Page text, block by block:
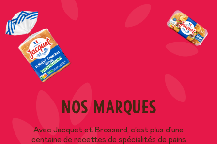
Nos marques
Avec Jacquet et Brossard, c’est plus d’une
centaine de recettes de spécialités de pains